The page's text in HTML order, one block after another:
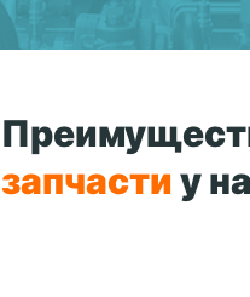
запчастиу